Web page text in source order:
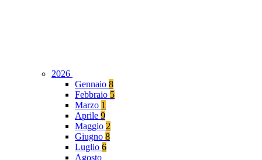
2026
Gennaio 8
Febbraio 5
Marzo 1
Aprile 9
Maggio 2
Giugno 8
Luglio 6
Agosto